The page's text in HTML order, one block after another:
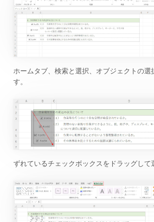
ホームタブ、検索と選択、オブジェクトの選
す。
ずれているチェックボックスをドラッグして